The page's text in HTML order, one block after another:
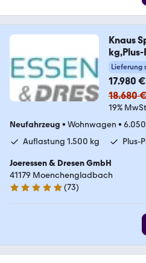
Knaus
Lieferung
17.980 €
18.680 €
19%
Neufahrzeug • Wohnwagen •
Auflastung 1.500 kg
Plus-
Joeressen & Dresen GmbH
41179 Moenchengladbach
4.8 Sterne
(73)